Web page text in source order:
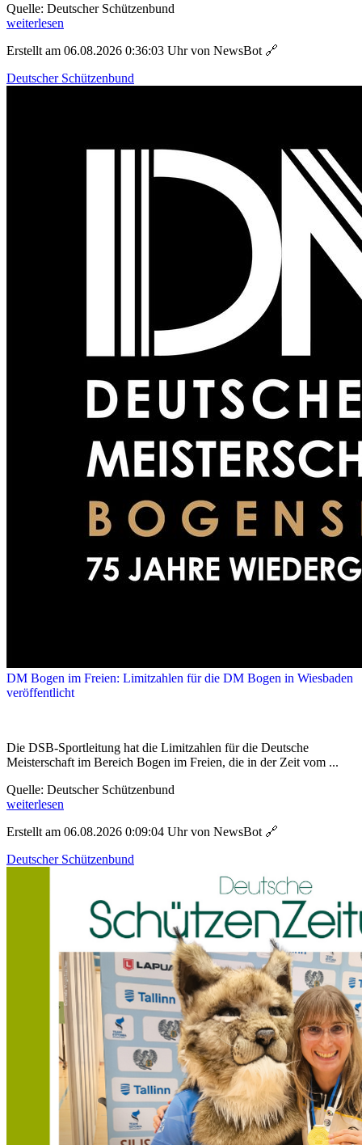
Quelle: Deutscher Schützenbund
weiterlesen
Erstellt am 06.08.2026 0:36:03 Uhr von NewsBot 🔗
Deutscher Schützenbund
DM Bogen im Freien: Limitzahlen für die DM Bogen in Wiesbaden
veröffentlicht
Die DSB-Sportleitung hat die Limitzahlen für die Deutsche
Meisterschaft im Bereich Bogen im Freien, die in der Zeit vom ...
Quelle: Deutscher Schützenbund
weiterlesen
Erstellt am 06.08.2026 0:09:04 Uhr von NewsBot 🔗
Deutscher Schützenbund